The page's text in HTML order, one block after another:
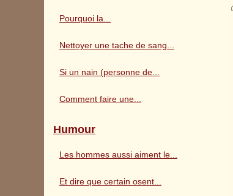
Pourquoi la...
Nettoyer une tache de sang...
Si un nain (personne de...
Comment faire une...
Humour
Les hommes aussi aiment le...
Et dire que certain osent...